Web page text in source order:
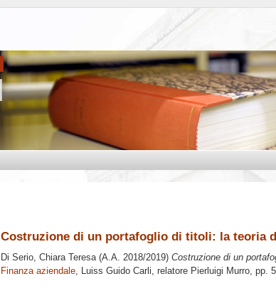
Costruzione di un portafoglio di titoli: la teoria
Di Serio, Chiara Teresa(A.A. 2018/2019) Costruzione di un
Finanza aziendale, Luiss Guido Carli, relatore Pierluigi Murro, pp.